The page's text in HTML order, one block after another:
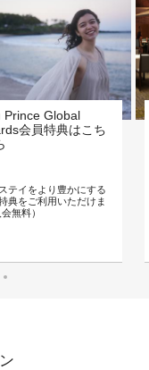
Prince Global
会員特典はこち
テイをより豊かにする
典をご利用いただけま
無料）